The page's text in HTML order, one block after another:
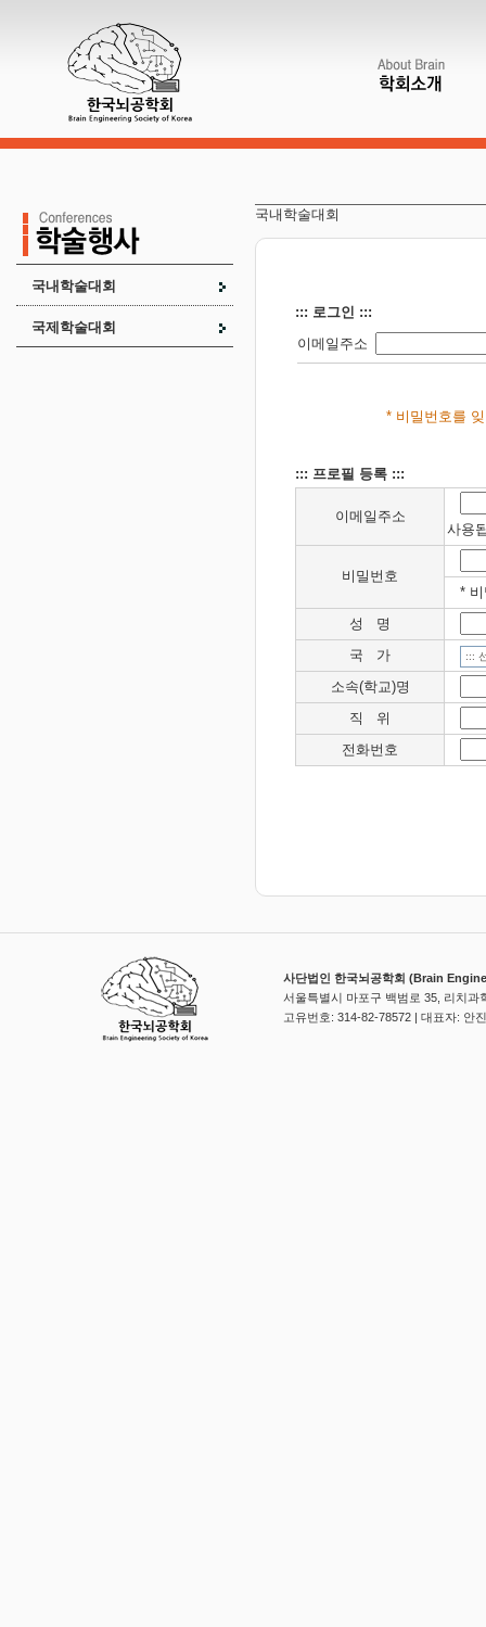
국내학술대회
국제학술대회
국내학술대회
::: 로그인 :::
이메일주소
* 비밀번호를
::: 프로필 등록 :::
이메일주소
사용
비밀번호
*
성 명
국 가
소속(학교)명
직 위
전화번호
사단법인 한국뇌공학회 (Brain
서울특별시 마포구 백범로 35, 리치과
고유번호: 314-82-78572 | 대표자: 안